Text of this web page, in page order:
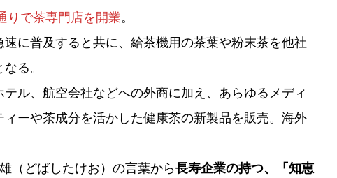
りで茶専門店を開業。
に普及すると共に、給茶機用の茶葉や粉末茶を他社
る。
ル、航空会社などへの外商に加え、あらゆるメディ
ーや茶成分を活かした健康茶の新製品を販売。海外
どばしたけお）の言葉から長寿企業の持つ、「知恵